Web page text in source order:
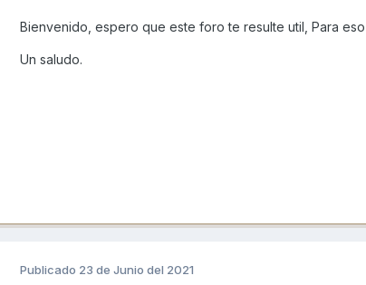
Bienvenido, espero que este foro te resulte util, Para
Un saludo.
Publicado 23 de Junio del 2021